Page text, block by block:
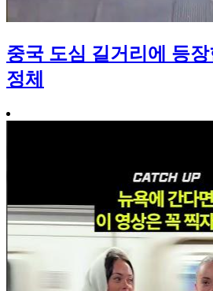
중국 도심 길거리에 등장
정체